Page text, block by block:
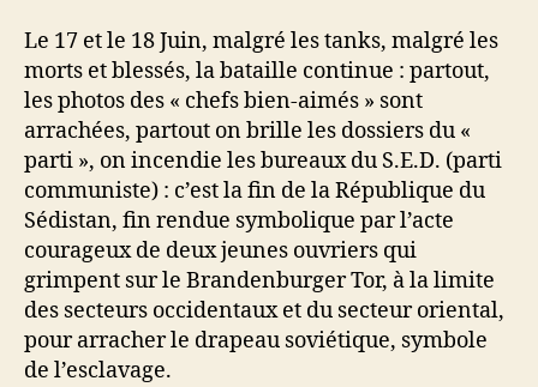
Le 17 et le 18 Juin, malgré les tanks, malgré les
morts et blessés, la bataille continue : partout,
les photos des « chefs bien-aimés » sont
arrachées, partout on brille les dossiers du «
parti », on incendie les bureaux du S.E.D. (parti
communiste) : c’est la fin de la République du
Sédistan, fin rendue symbolique par l’acte
courageux de deux jeunes ouvriers qui
grimpent sur le Brandenburger Tor, à la limite
des secteurs occidentaux et du secteur oriental,
pour arracher le drapeau soviétique, symbole
de l’esclavage.